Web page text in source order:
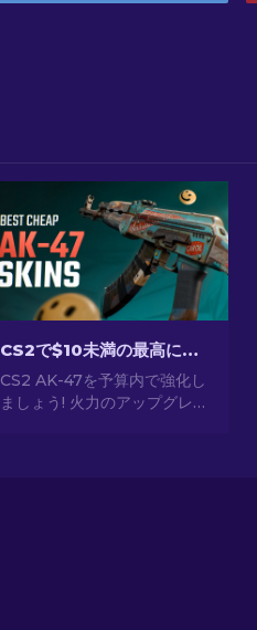
CS2で$10未満の最高に安いAK-47スキン
CS2 AK-47を予算内で強化し
ましょう! 火力のアップグレー